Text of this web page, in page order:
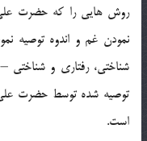
روش هايي را که حضرت
نمودن غم و اندوه توصيه
شناختي، رفتاري و شناختي
توصيه شده توسط حضرت علي
است.